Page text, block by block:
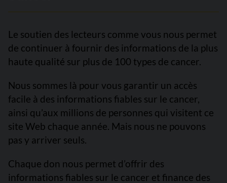
Le soutien des lecteurs comme vous nous permet
de continuer à fournir des informations de la plus
haute qualité sur plus de 100 types de cancer.
Nous sommes là pour vous garantir un accès
facile à des informations fiables sur le cancer,
ainsi qu’aux millions de personnes qui visitent ce
site Web chaque année. Mais nous ne pouvons
pas y arriver seuls.
Chaque don nous permet d’offrir des
informations fiables sur le cancer et finance des